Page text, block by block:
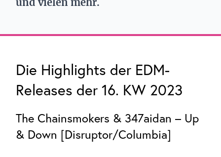
Die Highlights der EDM-
Releases der 16. KW 2023
The Chainsmokers & 347aidan – Up
& Down [Disruptor/Columbia]